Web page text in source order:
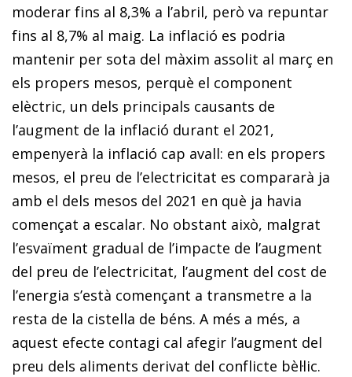
moderar fins al 8,3% a l’abril, però va repuntar
fins al 8,7% al maig. La inflació es podria
mantenir per sota del màxim assolit al març en
els propers mesos, perquè el component
elèctric, un dels principals causants de
l’augment de la inflació durant el 2021,
empenyerà la inflació cap avall: en els propers
mesos, el preu de l’electricitat es compararà ja
amb el dels mesos del 2021 en què ja havia
començat a escalar. No obstant això, malgrat
l’esvaïment gradual de l’impacte de l’augment
del preu de l’electricitat, l’augment del cost de
l’energia s’està començant a transmetre a la
resta de la cistella de béns. A més a més, a
aquest efecte contagi cal afegir l’augment del
preu dels aliments derivat del conflicte bèl·lic.